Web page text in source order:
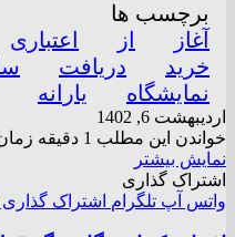
برچسب ها
آغاز
از اعتباری
خرید
دریافت
نمایشگاه
یارانه
اردیبهشت 6, 1402
خواندن این مطلب 1 دقیقه زمان میبرد
نمایش بیشتر
اشتراک گذاری
واتس آپ تلگرام اشتراک